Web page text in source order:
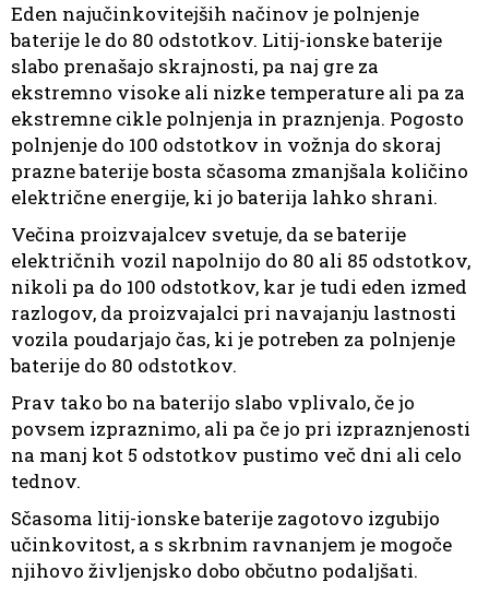
Eden najučinkovitejših načinov je polnjenje
baterije le do 80 odstotkov. Litij-ionske baterije
slabo prenašajo skrajnosti, pa naj gre za
ekstremno visoke ali nizke temperature ali pa za
ekstremne cikle polnjenja in praznjenja. Pogosto
polnjenje do 100 odstotkov in vožnja do skoraj
prazne baterije bosta sčasoma zmanjšala količino
električne energije, ki jo baterija lahko shrani.
Večina proizvajalcev svetuje, da se baterije
električnih vozil napolnijo do 80 ali 85 odstotkov,
nikoli pa do 100 odstotkov, kar je tudi eden izmed
razlogov, da proizvajalci pri navajanju lastnosti
vozila poudarjajo čas, ki je potreben za polnjenje
baterije do 80 odstotkov.
Prav tako bo na baterijo slabo vplivalo, če jo
povsem izpraznimo, ali pa če jo pri izpraznjenosti
na manj kot 5 odstotkov pustimo več dni ali celo
tednov.
Sčasoma litij-ionske baterije zagotovo izgubijo
učinkovitost, a s skrbnim ravnanjem je mogoče
njihovo življenjsko dobo občutno podaljšati.